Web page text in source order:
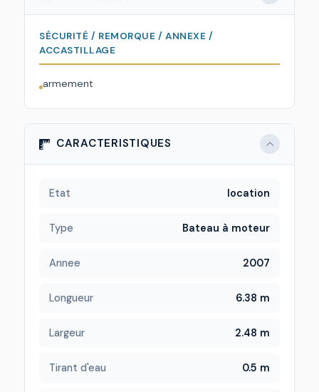
SÉCURITÉ / REMORQUE / ANNEXE /
ACCASTILLAGE
armement
CARACTERISTIQUES
Etat location
Type Bateau à moteur
Annee 2007
Longueur 6.38 m
Largeur 2.48 m
Tirant d'eau 0.5 m